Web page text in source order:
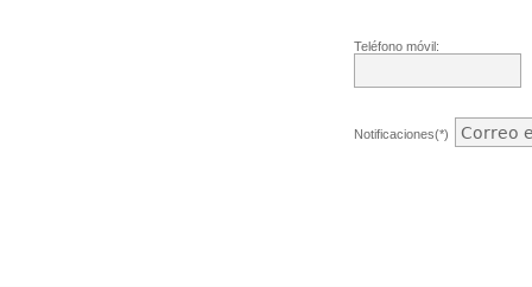
Teléfono móvil:
Notificaciones(*)